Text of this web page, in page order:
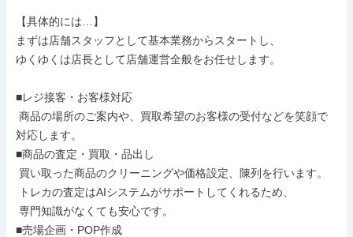
【具体的には…】
まずは店舗スタッフとして基本業務からスタートし、
ゆくゆくは店長として店舗運営全般をお任せします。
■レジ接客・お客様対応
対応します。
■商品の査定・買取・品出し
■売場企画・POP作成